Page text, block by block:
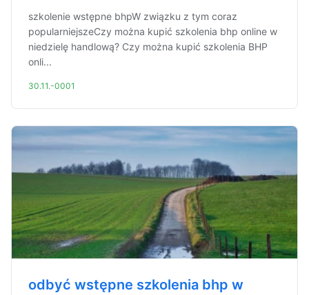
szkolenie wstępne bhpW związku z tym coraz
popularniejszeCzy można kupić szkolenia bhp online w
niedzielę handlową? Czy można kupić szkolenia BHP
onli...
30.11.-0001
odbyć wstępne szkolenia bhp w